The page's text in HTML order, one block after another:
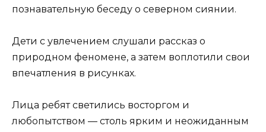
познавательную беседу о северном сиянии.
Дети с увлечением слушали рассказ о
природном феномене, а затем воплотили свои
впечатления в рисунках.
Лица ребят светились восторгом и
любопытством — столь ярким и неожиданным